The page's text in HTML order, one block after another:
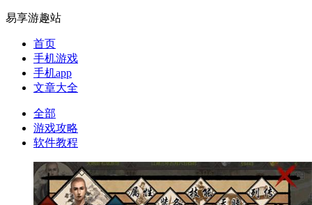
易享游趣站
首页
手机游戏
手机app
文章大全
全部
游戏攻略
软件教程